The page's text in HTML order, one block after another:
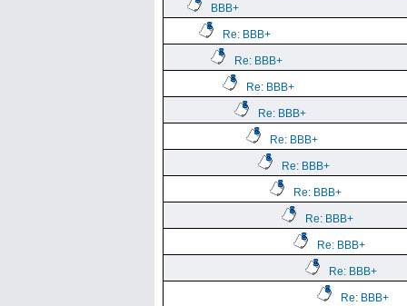
BBB+
Re: BBB+
Re: BBB+
Re: BBB+
Re: BBB+
Re: BBB+
Re: BBB+
Re: BBB+
Re: BBB+
Re: BBB+
Re: BBB+
Re: BBB+